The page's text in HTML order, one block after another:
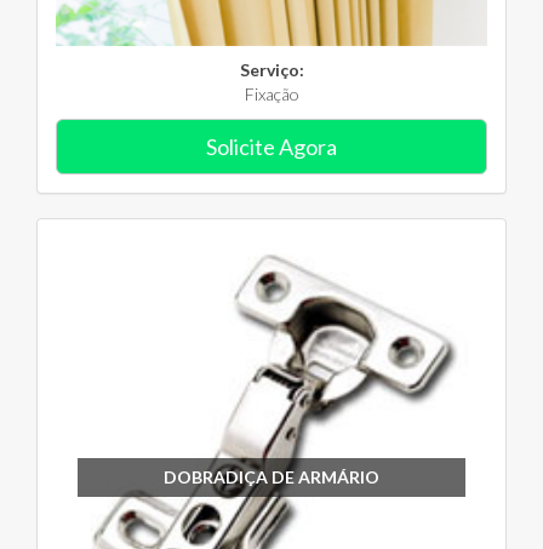
Serviço:
Fixação
Solicite Agora
DOBRADIÇA DE ARMÁRIO